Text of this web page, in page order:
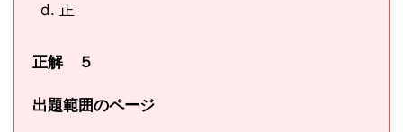
正
正解 ５
出題範囲のページ